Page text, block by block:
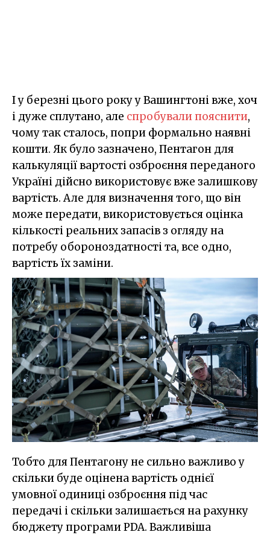
І у березні цього року у Вашингтоні вже, хоч
і дуже сплутано, але спробували пояснити,
чому так сталось, попри формально наявні
кошти. Як було зазначено, Пентагон для
калькуляції вартості озброєння переданого
Україні дійсно використовує вже залишкову
вартість. Але для визначення того, що він
може передати, використовується оцінка
кількості реальних запасів з огляду на
потребу обороноздатності та, все одно,
вартість їх заміни.
Тобто для Пентагону не сильно важливо у
скільки буде оцінена вартість однієї
умовної одиниці озброєння під час
передачі і скільки залишається на рахунку
бюджету програми PDA. Важливіша